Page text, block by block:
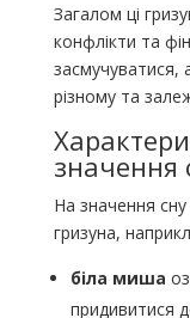
Загалом ці
конфлікти та
засмучуватися,
різному та
значення
На значення
гризуна,
біла миша
придивитися